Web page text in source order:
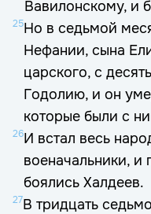
Вавилонскому, и
25Но в седьмой
Нефании, сына
царского, с
Годолию, и он
которые были с
26И встал весь
военачальники, и
боялись Халдеев.
27В тридцать